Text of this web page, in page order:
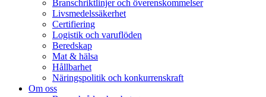
Branschriktlinjer och överenskommelser
Livsmedelssäkerhet
Certifiering
Logistik och varuflöden
Beredskap
Mat & hälsa
Hållbarhet
Näringspolitik och konkurrenskraft
Om oss